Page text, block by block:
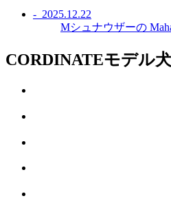
- 2025.12.22
Mシュナウザーの
CORDINATEモデル